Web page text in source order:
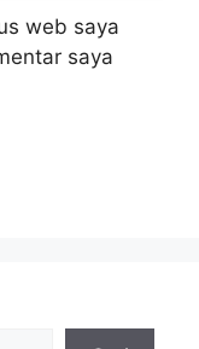
web saya
saya